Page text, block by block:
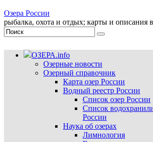
Озера России
рыбалка, охота и отдых; карты и описания
ОЗЕРА.info
Озерные новости
Озерный справочник
Карта озер России
Водный реестр России
Список озер России
Список
России
Наука об озерах
Лимнология